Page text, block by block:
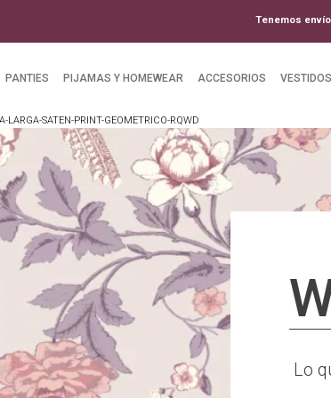
Tenemos
PANTIES PIJAMAS Y HOMEWEAR ACCESORIOS
LARGA-SATEN-PRINT-GEOMETRICO-RQWD
Lo